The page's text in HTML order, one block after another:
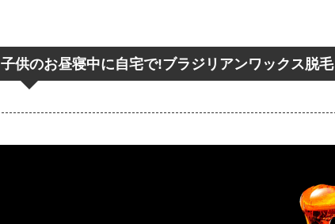
子供のお昼寝中に自宅で!ブラジリアンワックス脱毛